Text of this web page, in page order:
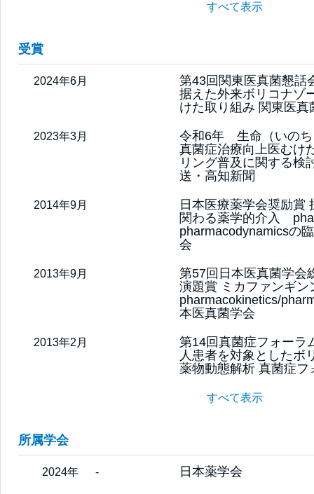
すべて表示
受賞
2024年6月
第43回関東医真菌懇話
据えた外来ボリコナゾ
けた取り組み 関東医真
2023年3月
令和6年 生命（いのち
真菌症治療向上医むけ
リング普及に関する検
送・高知新聞
2014年9月
日本医療薬学会奨励賞
関わる薬学的介入
pharmacodynamicsの
会
2013年9月
第57回日本医真菌学会
演題賞 ミカファンギン
pharmacokinetics/
本医真菌学会
2013年2月
第14回真菌症フォーラ
人患者を対象としたボ
薬物動態解析 真菌症フ
すべて表示
所属学会
2024年 - 日本薬学会